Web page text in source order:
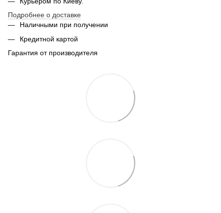
Подробнее о доставке
Наличными при получении
Кредитной картой
Гарантия от производителя